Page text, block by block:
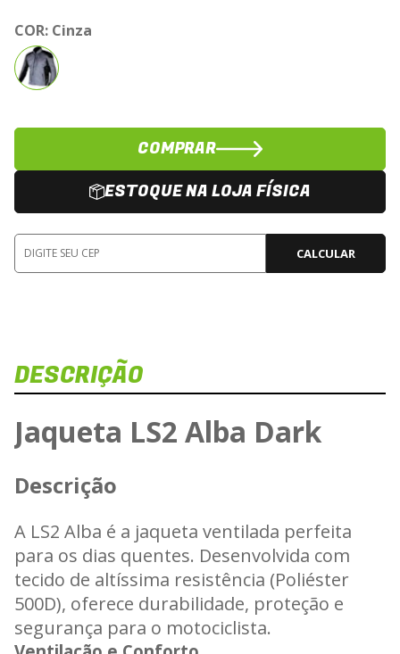
COR: Cinza
COMPRAR
ESTOQUE NA LOJA FÍSICA
CALCULAR
Veja
DESCRIÇÃO
Jaqueta LS2 Alba Dark
Descrição
A LS2 Alba é a jaqueta ventilada perfeita
para os dias quentes. Desenvolvida com
tecido de altíssima resistência (Poliéster
500D), oferece durabilidade, proteção e
segurança para o motociclista.